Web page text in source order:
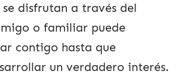
disfrutan a través del
o familiar puede
contigo hasta que
un verdadero interés.